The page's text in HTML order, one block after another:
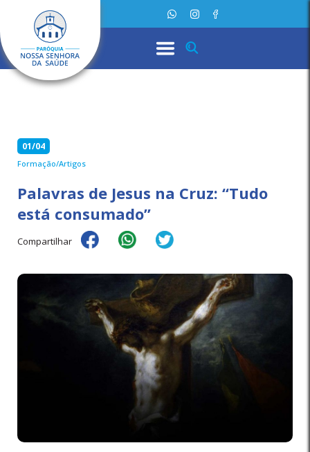
01/04
Formação/Artigos
Palavras de Jesus na Cruz: “Tudo
está consumado”
Compartilhar